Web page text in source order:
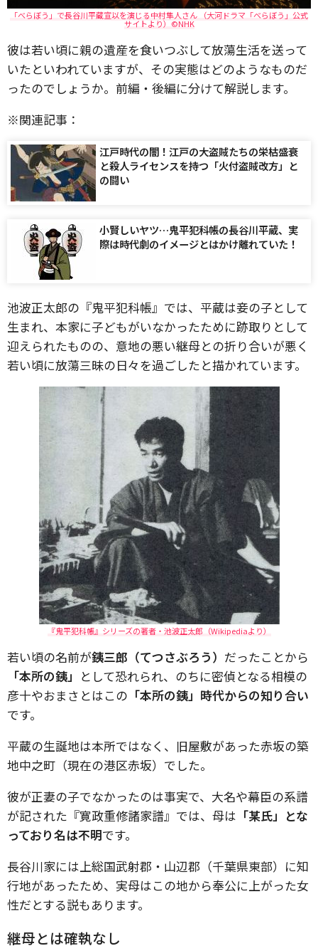
「べらぼう」で長谷川平蔵宣以を演じる中村隼人さん （大河ドラマ「べらぼう」公式
サイトより）©NHK
彼は若い頃に親の遺産を食いつぶして放蕩生活を送って
いたといわれていますが、その実態はどのようなものだ
ったのでしょうか。前編・後編に分けて解説します。
※関連記事：
江戸時代の闇！江戸の大盗賊たちの栄枯盛衰
と殺人ライセンスを持つ「火付盗賊改方」と
の闘い
小賢しいヤツ…鬼平犯科帳の長谷川平蔵、実
際は時代劇のイメージとはかけ離れていた！
池波正太郎の『鬼平犯科帳』では、平蔵は妾の子として
生まれ、本家に子どもがいなかったために跡取りとして
迎えられたものの、意地の悪い継母との折り合いが悪く
若い頃に放蕩三昧の日々を過ごしたと描かれています。
『鬼平犯科帳』シリーズの著者・池波正太郎（Wikipediaより）
若い頃の名前が銕三郎（てつさぶろう） だったことから
「本所の銕」 として恐れられ、のちに密偵となる相模の
彦十やおまさとはこの 「本所の銕」時代からの知り合い
です。
平蔵の生誕地は本所ではなく、旧屋敷があった赤坂の築
地中之町（現在の港区赤坂）でした。
彼が正妻の子でなかったのは事実で、大名や幕臣の系譜
が記された『寛政重修諸家譜』では、母は 「某氏」とな
っており名は不明です。
長谷川家には上総国武射郡・山辺郡（千葉県東部）に知
行地があったため、実母はこの地から奉公に上がった女
性だとする説もあります。
継母とは確執なし